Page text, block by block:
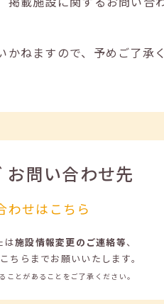
ねますので、予めご了承く
お問い合わせ先
わせはこちら
は施設情報変更のご連絡等、
ちらまでお願いいたします。
ことがあることをご了承ください。